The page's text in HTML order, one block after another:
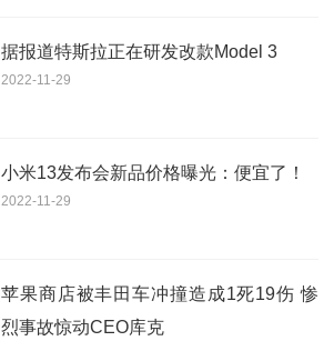
据报道特斯拉正在研发改款Model 3
2022-11-29
小米13发布会新品价格曝光：便宜了！
2022-11-29
苹果商店被丰田车冲撞造成1死19伤 惨
烈事故惊动CEO库克